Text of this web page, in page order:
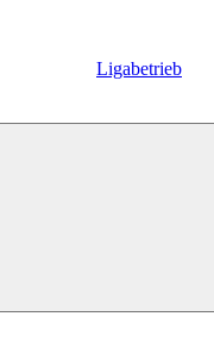
Ligabetrieb
Suchen